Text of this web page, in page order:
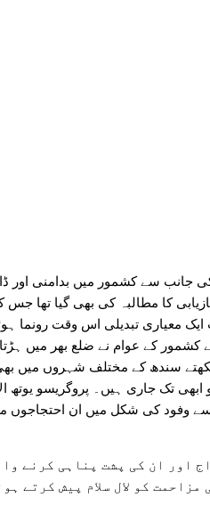
جانب سے کشمور میں بدامنی اور
کا مطالبہ کی بھی گیا تھا
ایک معیاری تبدیلی اس وقت
کشمور کے عوام نے ضلع بھر میں
سندھ کے مختلف شہروں میں
تک جاری ہیں۔ پروگریسو یوتھ
سے وفود کی شکل میں ان احتجاجوں
اور ان کی پشت پناہی کرنے
کو لال سلام پیش کرتے